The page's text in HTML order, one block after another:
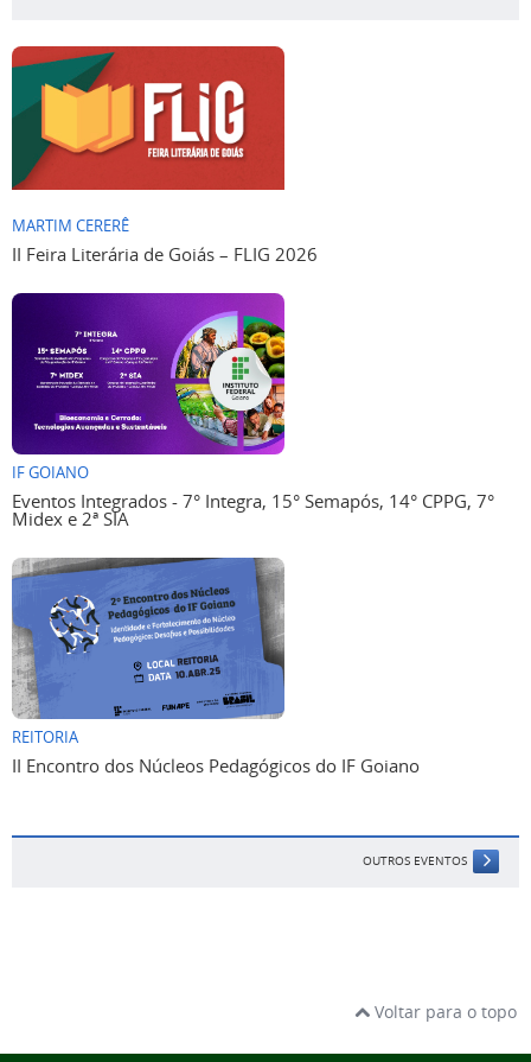
MARTIM CERERÊ
II Feira Literária de Goiás – FLIG 2026
IF GOIANO
Eventos Integrados - 7° Integra, 15° Semapós, 14° CPPG, 7°
Midex e 2ª SIA
REITORIA
II Encontro dos Núcleos Pedagógicos do IF Goiano
OUTROS EVENTOS
Voltar para o topo